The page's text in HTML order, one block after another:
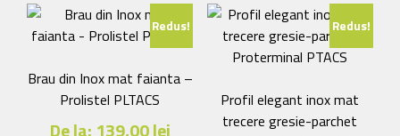
variații.
Opțiunile
fi
alese
Opțiunile
pot
în
pagina
Redus!
Brau din Inox mat faianta –
Prolistel PLTACS
Redus!
Profil elegant inox mat
trecere gresie-parchet